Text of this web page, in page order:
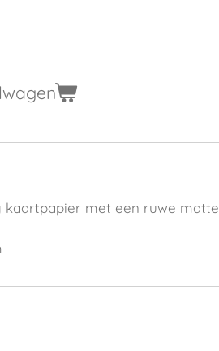
kaartpapier met een ruwe matte